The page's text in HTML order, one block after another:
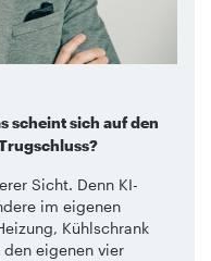
scheint sich auf den
Sicht. Denn KI-
im eigenen
Kühlschrank
eigenen vier